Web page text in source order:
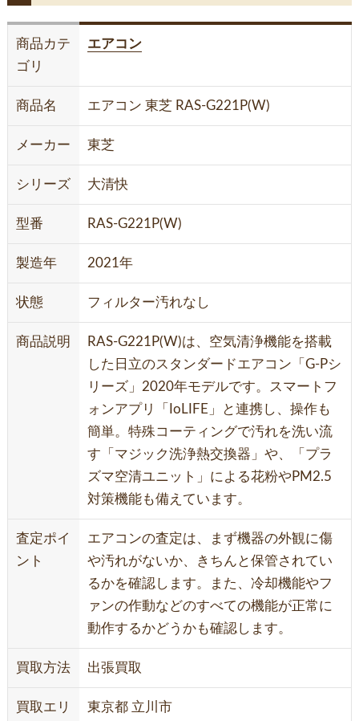
商品カテ
ゴリ
エアコン
商品名 エアコン 東芝 RAS-G221P(W)
メーカー 東芝
シリーズ 大清快
型番 RAS-G221P(W)
製造年 2021年
状態 フィルター汚れなし
商品説明
RAS-G221P(W)は、空気清浄機能を搭載
した日立のスタンダードエアコン「G-Pシ
リーズ」2020年モデルです。スマートフ
ォンアプリ「IoLIFE」と連携し、操作も
簡単。特殊コーティングで汚れを洗い流
す「マジック洗浄熱交換器」や、「プラ
ズマ空清ユニット」による花粉やPM2.5
対策機能も備えています。
査定ポイ
ント
エアコンの査定は、まず機器の外観に傷
や汚れがないか、きちんと保管されてい
るかを確認します。また、冷却機能やフ
ァンの作動などのすべての機能が正常に
動作するかどうかも確認します。
買取方法 出張買取
買取エリ
東京都 立川市